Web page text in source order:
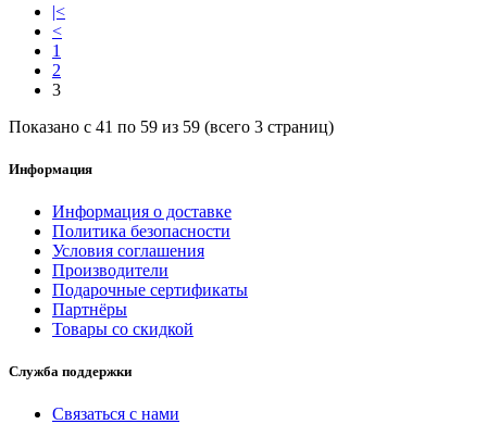
|<
<
1
2
3
Показано с 41 по 59 из 59 (всего 3 страниц)
Информация
Информация о доставке
Политика безопасности
Условия соглашения
Производители
Подарочные сертификаты
Партнёры
Товары со скидкой
Служба поддержки
Связаться с нами